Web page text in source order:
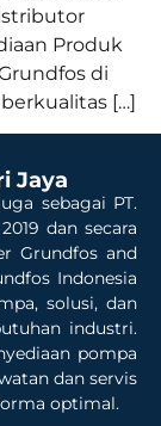
Produk
di
[…]
Jaya
sebagai PT.
dan secara
Grundfos and
Indonesia
solusi, dan
industri.
pompa
dan servis
optimal.